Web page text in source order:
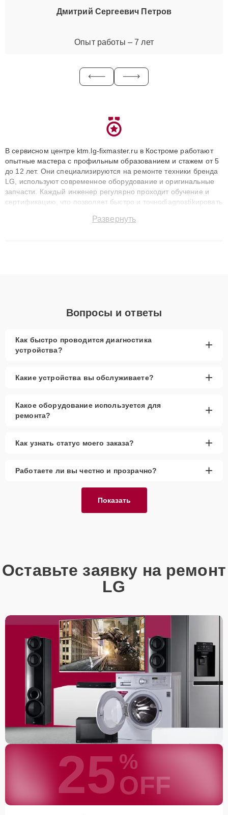
Дмитрий Сергеевич Петров
Опыт работы – 7 лет
В сервисном центре ktm.lg-fixmaster.ru в Костроме работают
опытные мастера с профильным образованием и стажем от 5
до 12 лет. Они специализируются на ремонте техники бренда
LG, используют современное оборудование и оригинальные
запчасти. Каждый инженер регулярно проходит обучение и
сертификацию, что позволяет быстро и точноdiagnostikировать
до 3 лет. Наши мастера решают сложные случаи: от замены
Развернуть
Вопросы и ответы
Как быстро проводится диагностика
устройства?
+
Какие устройства вы обслуживаете? +
Какое оборудование используется для
ремонта?
+
Как узнать статус моего заказа? +
Работаете ли вы честно и прозрачно? +
Показать
Оставьте заявку на ремонт
LG
25 %
OFF